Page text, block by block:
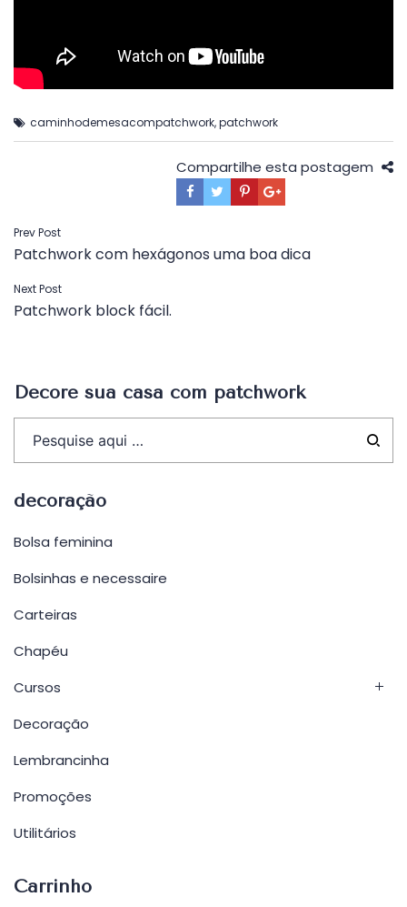
caminhodemesacompatchwork,patchwork
Compartilhe esta postagem
Navegação
de
Post
Prev Post
Patchwork com hexágonos uma boa dica
Next Post
Patchwork block fácil.
Decore sua casa com patchwork
decoração
Bolsa feminina
Bolsinhas e necessaire
Carteiras
Chapéu
Cursos
Decoração
Lembrancinha
Promoções
Utilitários
Carrinho